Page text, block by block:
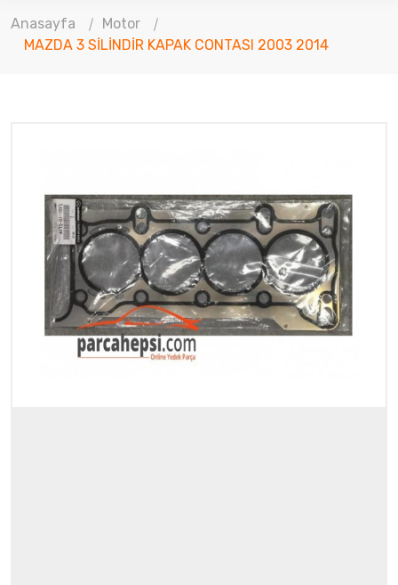
Anasayfa
Motor
MAZDA 3 SİLİNDİR KAPAK CONTASI 2003 2014